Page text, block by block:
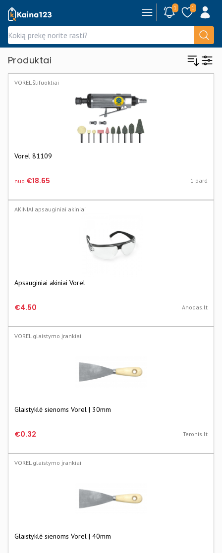
Kaina123.lt 1 1
Produktai
VOREL šlifuokliai
Vorel 81109
nuo €18.65 1 pard
AKINIAI apsauginiai akiniai
Apsauginiai akiniai Vorel
€4.50 Anodas.lt
VOREL glaistymo įrankiai
Glaistyklė sienoms Vorel | 30mm
€0.32 Teronis.lt
VOREL glaistymo įrankiai
Glaistyklė sienoms Vorel | 40mm